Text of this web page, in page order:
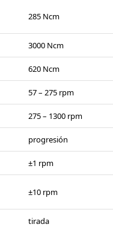
285 Ncm
3000 Ncm
620 Ncm
57 – 275 rpm
275 – 1300 rpm
progresión
±1 rpm
±10 rpm
tirada